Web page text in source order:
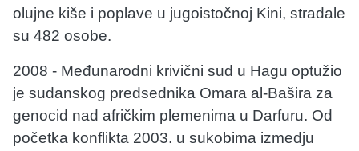
olujne kiše i poplave u jugoistočnoj Kini, stradale
su 482 osobe.
2008 - Međunarodni krivični sud u Hagu optužio
je sudanskog predsednika Omara al-Bašira za
genocid nad afričkim plemenima u Darfuru. Od
početka konflikta 2003. u sukobima izmedju